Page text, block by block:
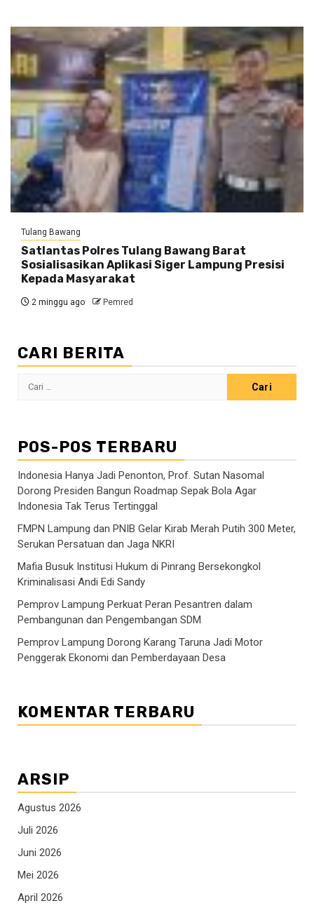
Tulang Bawang
Satlantas Polres Tulang Bawang Barat
Sosialisasikan Aplikasi Siger Lampung Presisi
Kepada Masyarakat
2 minggu ago Pemred
CARI BERITA
Cari
POS-POS TERBARU
Indonesia Hanya Jadi Penonton, Prof. Sutan Nasomal
Dorong Presiden Bangun Roadmap Sepak Bola Agar
Indonesia Tak Terus Tertinggal
FMPN Lampung dan PNIB Gelar Kirab Merah Putih 300 Meter,
Serukan Persatuan dan Jaga NKRI
Mafia Busuk Institusi Hukum di Pinrang Bersekongkol
Kriminalisasi Andi Edi Sandy
Pemprov Lampung Perkuat Peran Pesantren dalam
Pembangunan dan Pengembangan SDM
Pemprov Lampung Dorong Karang Taruna Jadi Motor
Penggerak Ekonomi dan Pemberdayaan Desa
KOMENTAR TERBARU
ARSIP
Agustus 2026
Juli 2026
Juni 2026
Mei 2026
April 2026